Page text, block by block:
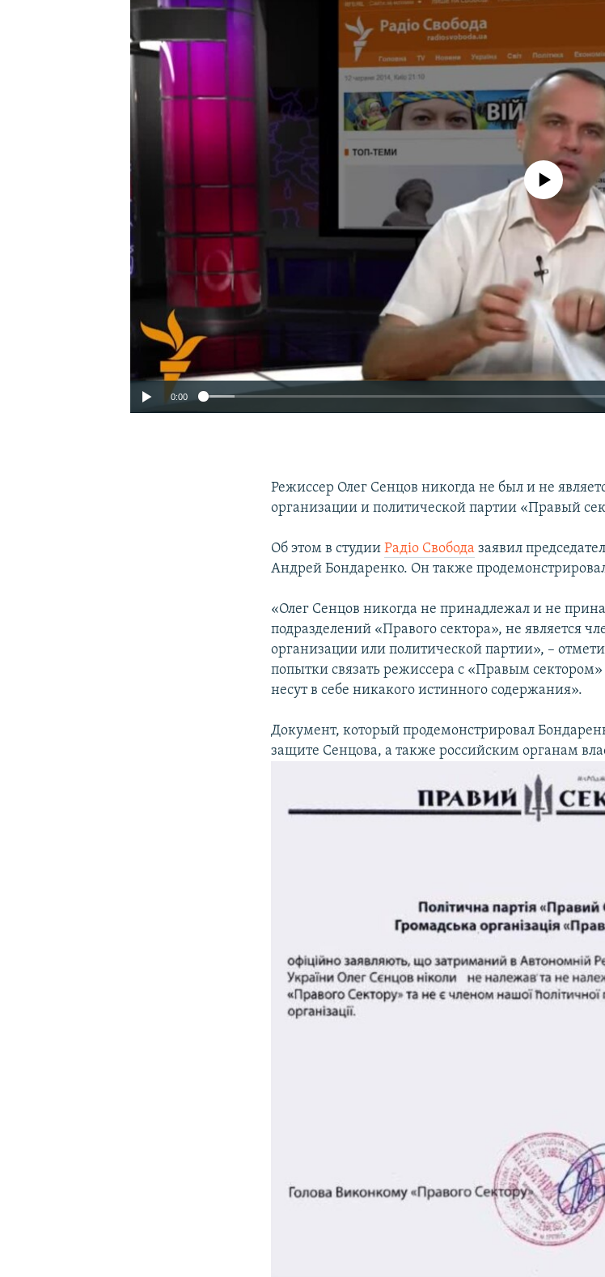
УКРАИНСКАЯ ПРОБЛЕМА КРЫМА
No media source currently
0:00
Режиссер Олег Сенцов никогда не был и не
организации и политической партии «Правый
Об этом в студииРадiо Свобода заявил
Андрей Бондаренко. Он также
«Олег Сенцов никогда не принадлежал и не
подразделений «Правого сектора», не является
организации или политической партии», –
попытки связать режиссера с «Правым
несут в себе никакого истинного содержания».
Документ, который продемонстрировал
защите Сенцова, а также российским органам